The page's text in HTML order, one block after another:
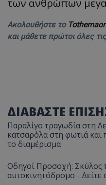
Ακολουθήστε το
και μάθετε πρώτοι όλες
ΔΙΑΒΑΣΤΕ
Παραλίγο τραγωδία στη
κατσαρόλα στη φωτιά και
το διαμέρισμα
Οδηγοί Προσοχή: Σκύλος
αυτοκινητόδρομο - Δείτε